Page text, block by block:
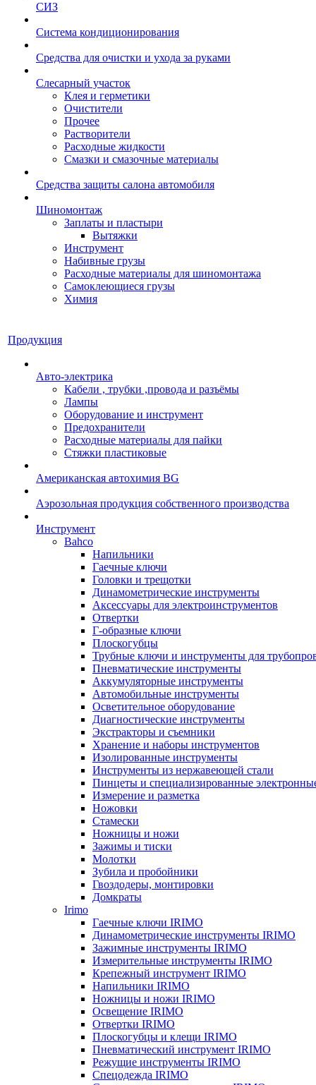
СИЗ
Система кондиционирования
Средства для очистки и ухода за руками
Слесарный участок
Клея и герметики
Очистители
Прочее
Растворители
Расходные жидкости
Смазки и смазочные материалы
Средства защиты салона автомобиля
Шиномонтаж
Заплаты и пластыри
Вытяжки
Инструмент
Набивные грузы
Расходные материалы для шиномонтажа
Самоклеющиеся грузы
Химия
Продукция
Авто-электрика
Кабели , трубки ,провода и разъёмы
Лампы
Оборудование и инструмент
Предохранители
Расходные материалы для пайки
Стяжки пластиковые
Американская автохимия BG
Аэрозольная продукция собственного производства
Инструмент
Bahco
Напильники
Гаечные ключи
Головки и трещотки
Динамометрические инструменты
Аксессуары для электроинструментов
Отвертки
Г-образные ключи
Плоскогубцы
Трубные ключи и инструменты для
Пневматические инструменты
Аккумуляторные инструменты
Автомобильные инструменты
Осветительное оборудование
Диагностические инструменты
Экстракторы и съемники
Хранение и наборы инструментов
Изолированные инструменты
Инструменты из нержавеющей стали
Пинцеты и специализированные
Измерение и разметка
Ножовки
Стамески
Ножницы и ножи
Зажимы и тиски
Молотки
Зубила и пробойники
Гвоздодеры, монтировки
Домкраты
Irimo
Гаечные ключи IRIMO
Динамометрические инструменты IRIMO
Зажимные инструменты IRIMO
Измерительные инструменты IRIMO
Крепежный инструмент IRIMO
Напильники IRIMO
Ножницы и ножи IRIMO
Освещение IRIMO
Отвертки IRIMO
Плоскогубцы и клещи IRIMO
Пневматический инструмент IRIMO
Режущие инструменты IRIMO
Спецодежда IRIMO